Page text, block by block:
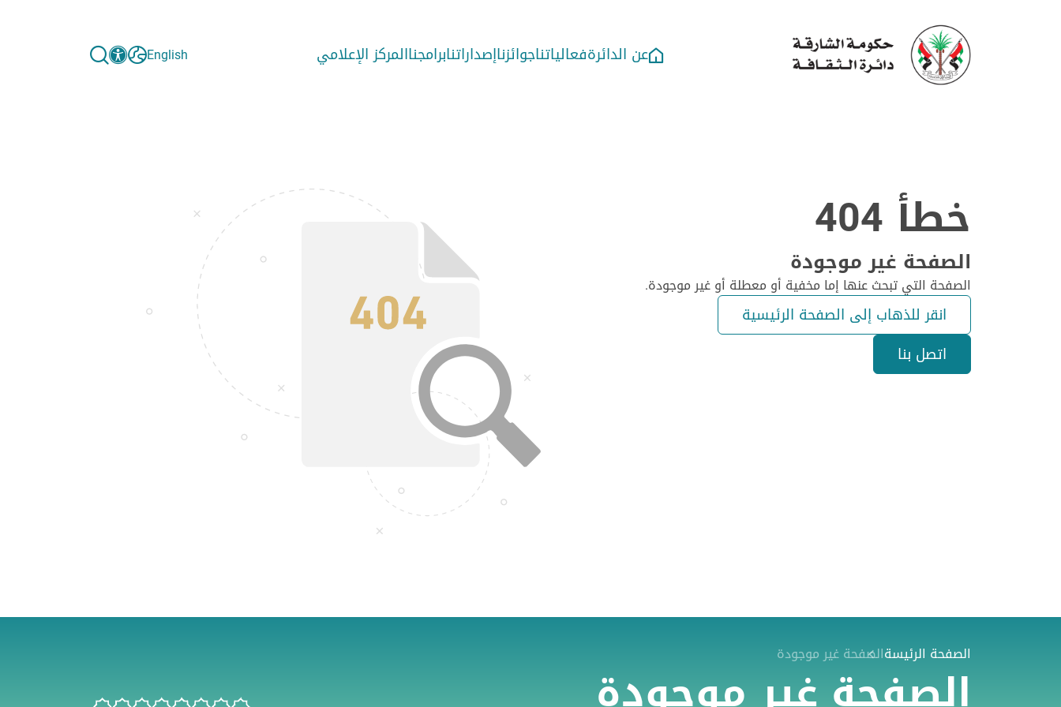
عن الدائرةفعالياتناجوائزناإصداراتنابرامجناالمركز الإعلامي English
خطأ 404
الصفحة غير موجودة
الصفحة التي تبحث عنها إما مخفية أو معطلة أو غير موجودة.
انقر للذهاب إلى الصفحة الرئيسية
اتصل بنا
الصفحة الرئيسةالصفحة غير موجودة